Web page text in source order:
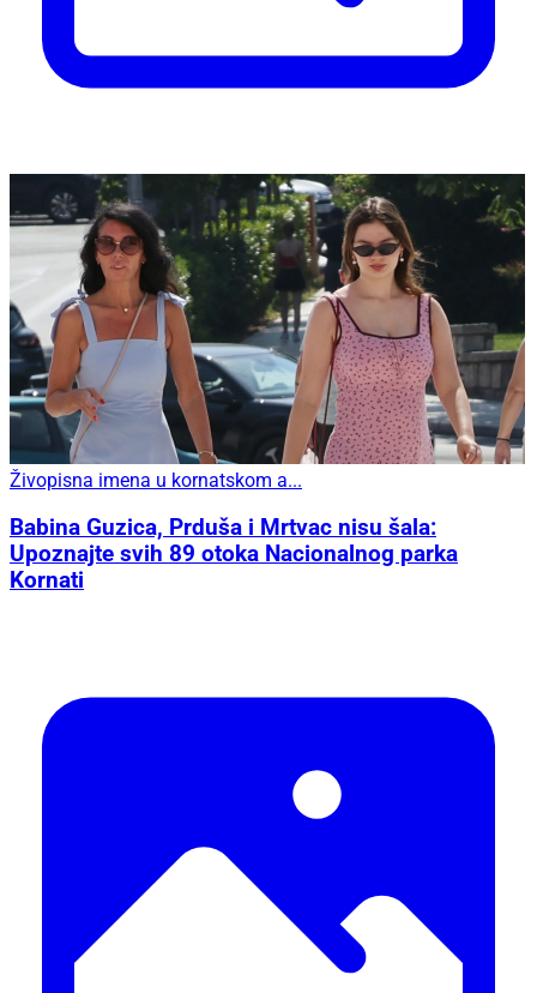
Živopisna imena u kornatskom a...
Babina Guzica, Prduša i Mrtvac nisu šala:
Upoznajte svih 89 otoka Nacionalnog parka
Kornati